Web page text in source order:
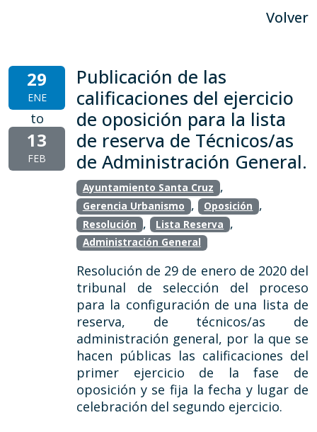
Volver
29
ENE
to
13
FEB
Publicación de las
calificaciones del ejercicio
de oposición para la lista
de reserva de Técnicos/as
de Administración General.
Ayuntamiento Santa Cruz ,
Gerencia Urbanismo , Oposición ,
Resolución , Lista Reserva ,
Administración General
Resolución de 29 de enero de 2020 del
tribunal de selección del proceso
para la configuración de una lista de
reserva, de técnicos/as de
administración general, por la que se
hacen públicas las calificaciones del
primer ejercicio de la fase de
oposición y se fija la fecha y lugar de
celebración del segundo ejercicio.